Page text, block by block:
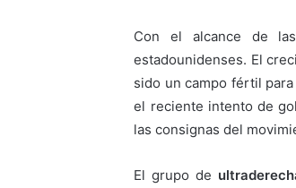
Con el alcance de
estadounidenses. El
sido un campo fértil
el reciente intento de
las consignas del
El grupo de